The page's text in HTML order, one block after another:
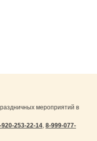
мероприятий в
920-253-22-14, 8-999-077-